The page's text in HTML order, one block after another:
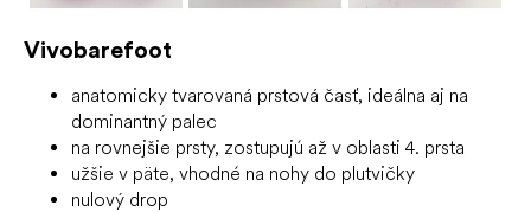
Vivobarefoot
anatomicky tvarovaná prstová časť, ideálna aj na
dominantný palec
na rovnejšie prsty, zostupujú až v oblasti 4. prsta
užšie v päte, vhodné na nohy do plutvičky
nulový drop